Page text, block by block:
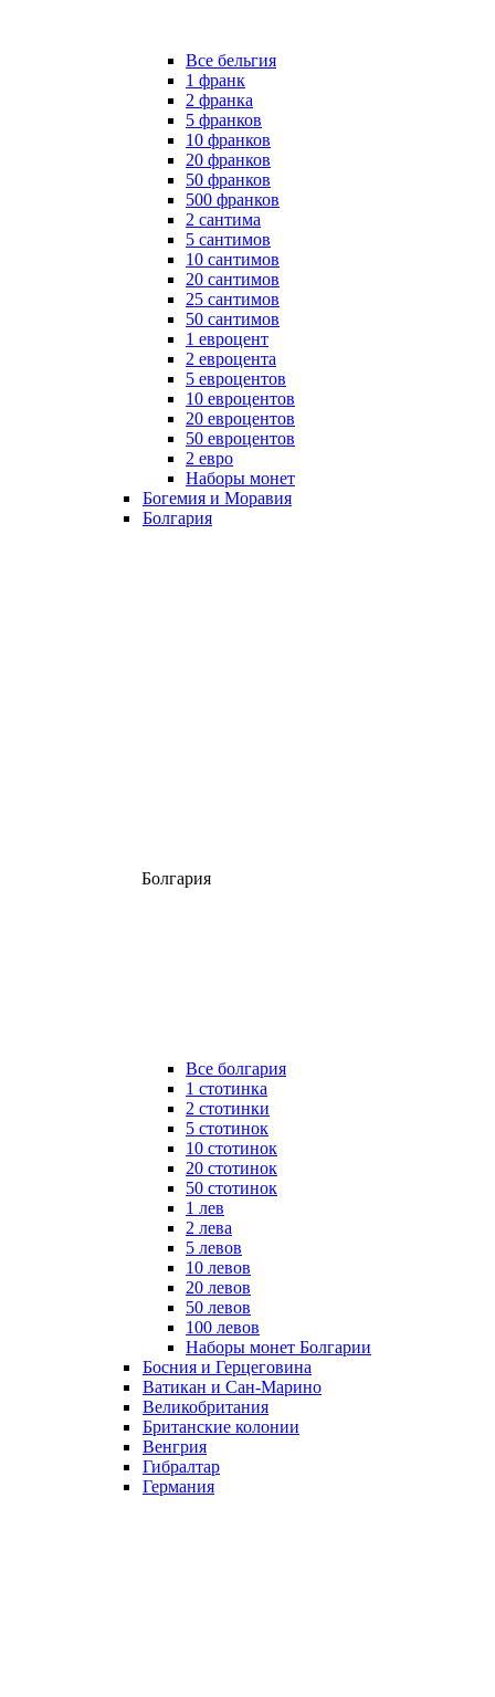
Все бельгия
1 франк
2 франка
5 франков
10 франков
20 франков
50 франков
500 франков
2 сантима
5 сантимов
10 сантимов
20 сантимов
25 сантимов
50 сантимов
1 евроцент
2 евроцента
5 евроцентов
10 евроцентов
20 евроцентов
50 евроцентов
2 евро
Наборы монет
Богемия и Моравия
Болгария
Болгария
Все болгария
1 стотинка
2 стотинки
5 стотинок
10 стотинок
20 стотинок
50 стотинок
1 лев
2 лева
5 левов
10 левов
20 левов
50 левов
100 левов
Наборы монет Болгарии
Босния и Герцеговина
Ватикан и Сан-Марино
Великобритания
Британские колонии
Венгрия
Гибралтар
Германия